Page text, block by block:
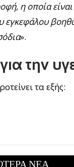
η οποία
εγκεφάλου
».
την
τα εξής:
ΝΕΑ